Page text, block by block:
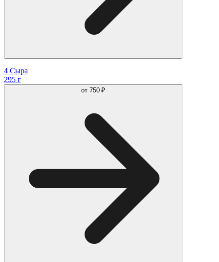
4 Сыра
295 г
от 750 ₽